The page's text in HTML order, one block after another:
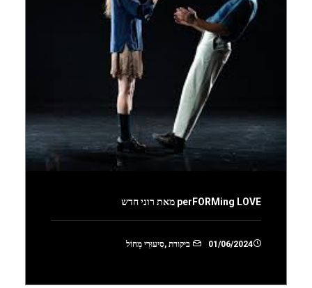
perFORMing LOVE מאת רוני חדש
01/06/2024 ביקורת ,סִיעוּרֵי מָחוֹל